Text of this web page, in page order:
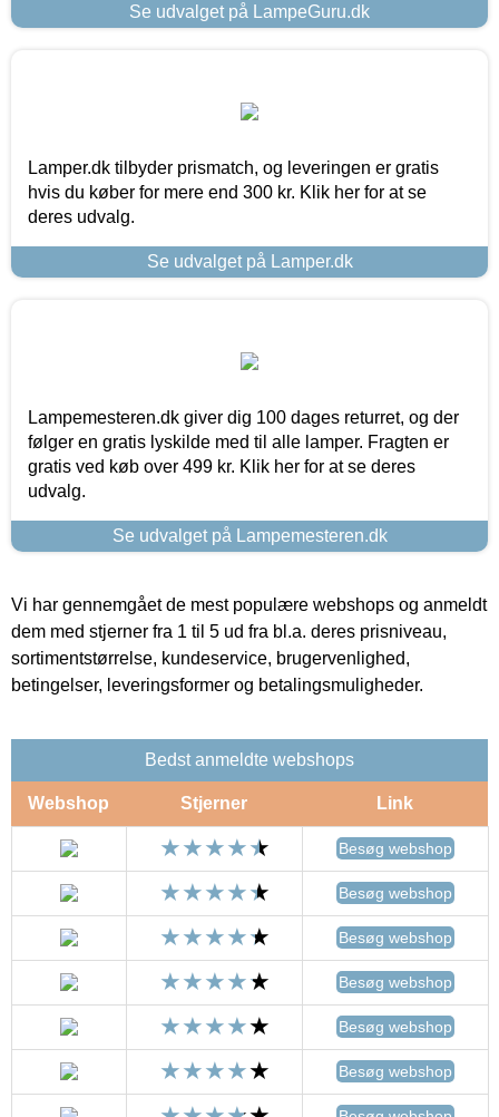
Se udvalget på LampeGuru.dk
Lamper.dk tilbyder prismatch, og leveringen er gratis
hvis du køber for mere end 300 kr. Klik her for at se
deres udvalg.
Se udvalget på Lamper.dk
Lampemesteren.dk giver dig 100 dages returret, og der
følger en gratis lyskilde med til alle lamper. Fragten er
gratis ved køb over 499 kr. Klik her for at se deres
udvalg.
Se udvalget på Lampemesteren.dk
Vi har gennemgået de mest populære webshops og anmeldt
dem med stjerner fra 1 til 5 ud fra bl.a. deres prisniveau,
sortimentstørrelse, kundeservice, brugervenlighed,
betingelser, leveringsformer og betalingsmuligheder.
Bedst anmeldte webshops
Webshop Stjerner Link
Besøg webshop
Besøg webshop
Besøg webshop
Besøg webshop
Besøg webshop
Besøg webshop